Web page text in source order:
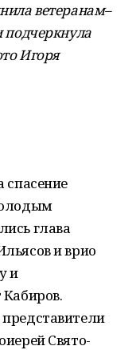
ветеранам–
подчеркнула
Игоря
спасение
глава
и врио
и
Свято-